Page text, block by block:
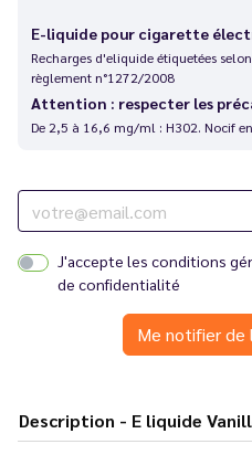
E-liquide pour cigarette
Recharges d'eliquide étiquetées
règlement n°1272/2008
Attention : respecter les
De 2,5 à 16,6 mg/ml : H302. Nocif
J'accepte les conditions
de confidentialité
Me notifier de
Description - E